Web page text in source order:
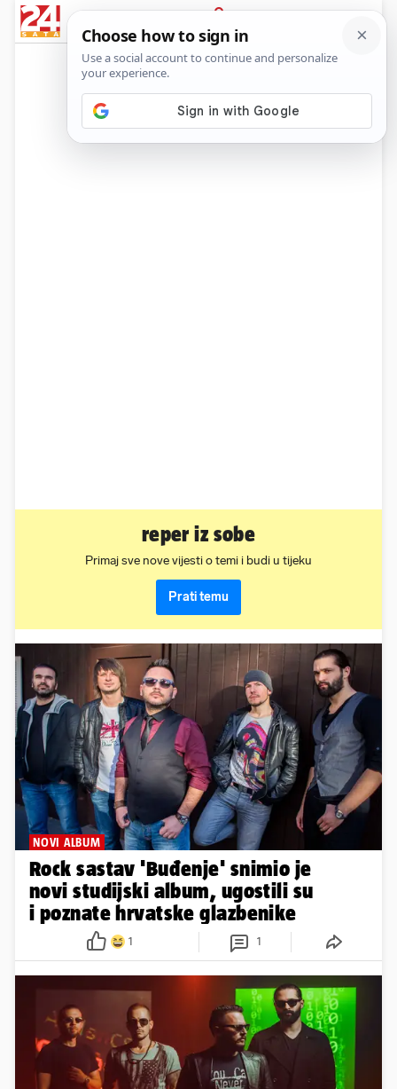
PRIJAVA
News
reper iz sobe
Primaj sve nove vijesti o temi i budi u tijeku
Prati temu
NOVI ALBUM
Rock sastav 'Buđenje' snimio je
novi studijski album, ugostili su
i poznate hrvatske glazbenike
1 1